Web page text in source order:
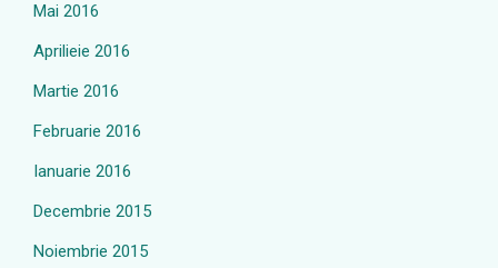
Mai 2016
Aprilieie 2016
Martie 2016
Februarie 2016
Ianuarie 2016
Decembrie 2015
Noiembrie 2015